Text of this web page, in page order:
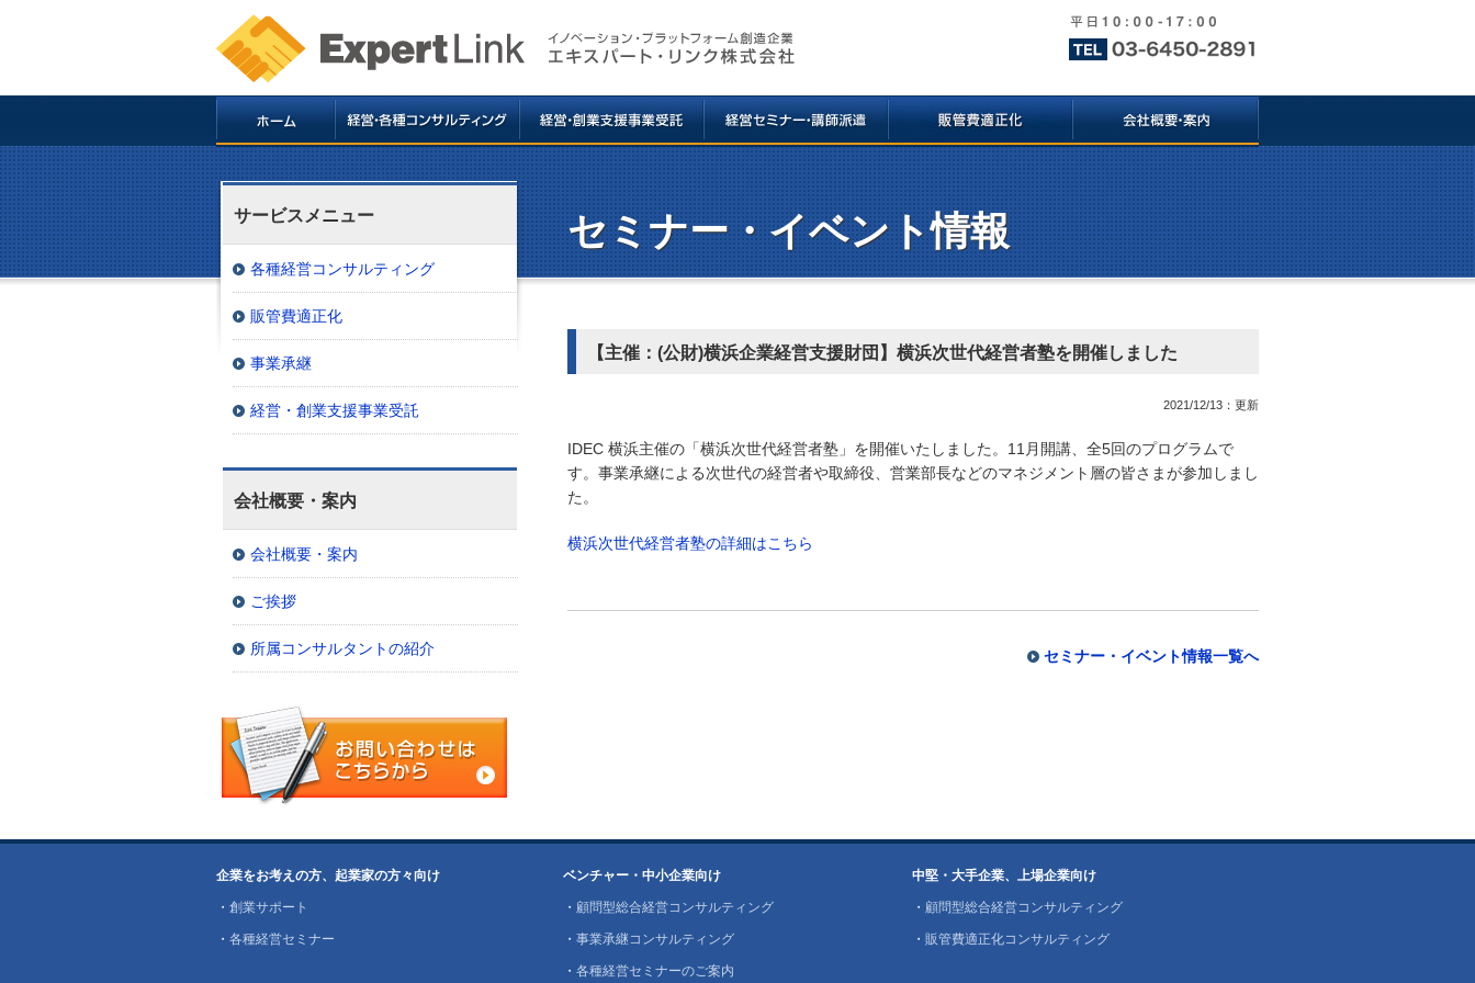
セミナー・イベント情報
【主催：(公財)横浜企業経営支援財団】横浜次世代経営者塾を開催しました
2021/12/13：更新
IDEC 横浜主催の「横浜次世代経営者塾」を開催いたしました。11月開講、全5回のプログラムで
す。事業承継による次世代の経営者や取締役、営業部長などのマネジメント層の皆さまが参加しまし
た。
横浜次世代経営者塾の詳細はこちら
セミナー・イベント情報一覧へ
サービスメニュー
各種経営コンサルティング
販管費適正化
事業承継
経営・創業支援事業受託
会社概要・案内
会社概要・案内
ご挨拶
所属コンサルタントの紹介
企業をお考えの方、起業家の方々向け
・ 創業サポート
・ 各種経営セミナー
ベンチャー・中小企業向け
・ 顧問型総合経営コンサルティング
・ 事業承継コンサルティング
・ 各種経営セミナーのご案内
中堅・大手企業、上場企業向け
・ 顧問型総合経営コンサルティング
・ 販管費適正化コンサルティング